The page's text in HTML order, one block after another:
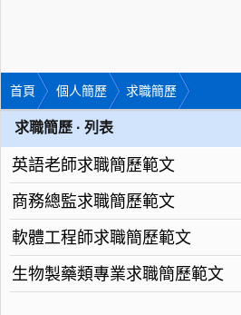
首頁 個人簡歷 求職簡歷
求職簡歷 · 列表
英語老師求職簡歷範文
商務總監求職簡歷範文
軟體工程師求職簡歷範文
生物製藥類專業求職簡歷範文